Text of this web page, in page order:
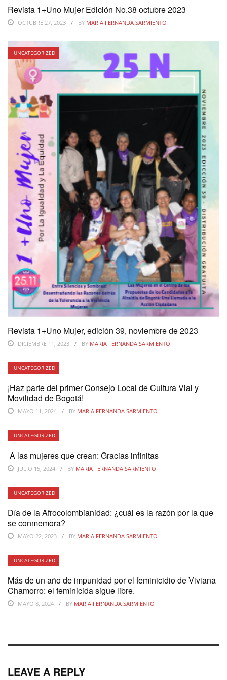
Revista 1+Uno Mujer Edición No.38 octubre 2023
OCTUBRE 27, 2023 BY MARIA FERNANDA SARMIENTO
UNCATEGORIZED
Revista 1+Uno Mujer, edición 39, noviembre de 2023
DICIEMBRE 11, 2023 BY MARIA FERNANDA SARMIENTO
UNCATEGORIZED
¡Haz parte del primer Consejo Local de Cultura Vial y
Movilidad de Bogotá!
MAYO 11, 2024 BY MARIA FERNANDA SARMIENTO
UNCATEGORIZED
A las mujeres que crean: Gracias infinitas
JULIO 15, 2024 BY MARIA FERNANDA SARMIENTO
UNCATEGORIZED
Día de la Afrocolombianidad: ¿cuál es la razón por la que
se conmemora?
MAYO 22, 2023 BY MARIA FERNANDA SARMIENTO
UNCATEGORIZED
Más de un año de impunidad por el feminicidio de Viviana
Chamorro: el feminicida sigue libre.
MAYO 8, 2024 BY MARIA FERNANDA SARMIENTO
LEAVE A REPLY